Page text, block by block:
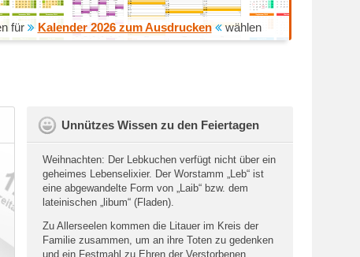
für Kalender 2026 zum Ausdrucken wählen
Unnützes Wissen zu den Feiertagen
Weihnachten: Der Lebkuchen verfügt nicht über ein
geheimes Lebenselixier. Der Worstamm „Leb“ ist
eine abgewandelte Form von „Laib“ bzw. dem
lateinischen „libum“ (Fladen).
Zu Allerseelen kommen die Litauer im Kreis der
Familie zusammen, um an ihre Toten zu gedenken
und ein Festmahl zu Ehren der Verstorbenen